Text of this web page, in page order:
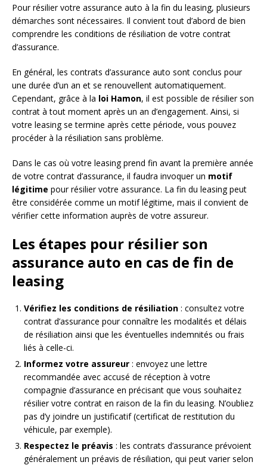
Pour résilier votre assurance auto à la fin du leasing, plusieurs
démarches sont nécessaires. Il convient tout d’abord de bien
comprendre les conditions de résiliation de votre contrat
d’assurance.
En général, les contrats d’assurance auto sont conclus pour
une durée d’un an et se renouvellent automatiquement.
Cependant, grâce à la loi Hamon, il est possible de résilier son
contrat à tout moment après un an d’engagement. Ainsi, si
votre leasing se termine après cette période, vous pouvez
procéder à la résiliation sans problème.
Dans le cas où votre leasing prend fin avant la première année
de votre contrat d’assurance, il faudra invoquer un motif
légitime pour résilier votre assurance. La fin du leasing peut
être considérée comme un motif légitime, mais il convient de
vérifier cette information auprès de votre assureur.
Les étapes pour résilier son
assurance auto en cas de fin de
leasing
Vérifiez les conditions de résiliation : consultez votre
contrat d’assurance pour connaître les modalités et délais
de résiliation ainsi que les éventuelles indemnités ou frais
liés à celle-ci.
Informez votre assureur : envoyez une lettre
recommandée avec accusé de réception à votre
compagnie d’assurance en précisant que vous souhaitez
résilier votre contrat en raison de la fin du leasing. N’oubliez
pas d’y joindre un justificatif (certificat de restitution du
véhicule, par exemple).
Respectez le préavis : les contrats d’assurance prévoient
généralement un préavis de résiliation, qui peut varier selon